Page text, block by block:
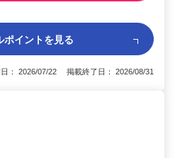
ポイントを見る
： 2026/07/22 掲載終了日： 2026/08/31